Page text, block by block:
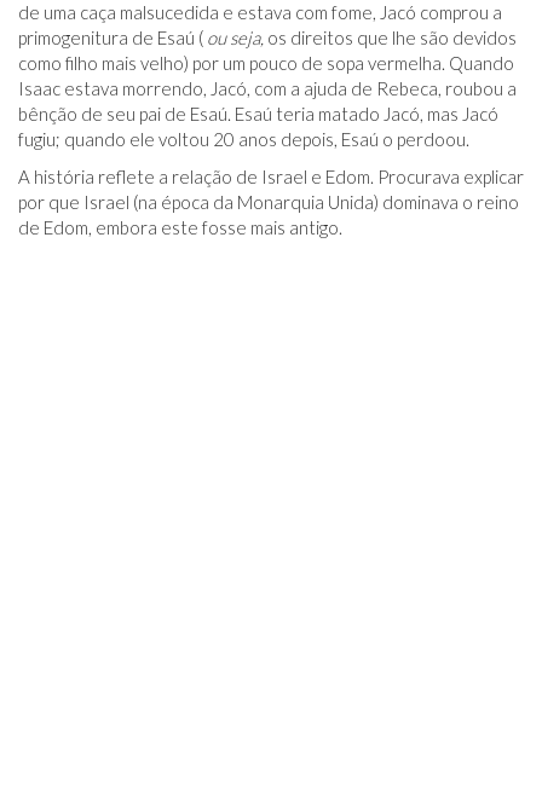
de uma caça malsucedida e estava com fome, Jacó comprou a
primogenitura de Esaú ( ou seja, os direitos que lhe são devidos
como filho mais velho) por um pouco de sopa vermelha. Quando
Isaac estava morrendo, Jacó, com a ajuda de Rebeca, roubou a
bênção de seu pai de Esaú. Esaú teria matado Jacó, mas Jacó
fugiu; quando ele voltou 20 anos depois, Esaú o perdoou.
A história reflete a relação de Israel e Edom. Procurava explicar
por que Israel (na época da Monarquia Unida) dominava o reino
de Edom, embora este fosse mais antigo.